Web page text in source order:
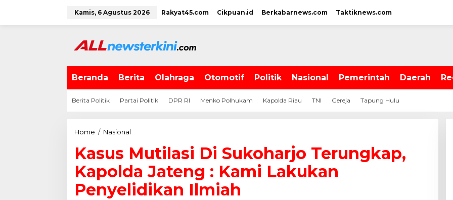
w
Kamis, 6 Agustus 2026 Rakyat45.com Cikpuan.id Berkabarnews.com Taktiknews.com
Beranda Berita Olahraga Otomotif Politik Nasional Pemerintah Daerah
Berita Politik Partai Politik DPR RI Menko Polhukam Kapolda Riau TNI Gereja Tapung Hulu
Home / Nasional
s
M
Kasus Mutilasi Di Sukoharjo Terungkap,
Kapolda Jateng : Kami Lakukan
Penyelidikan Ilmiah